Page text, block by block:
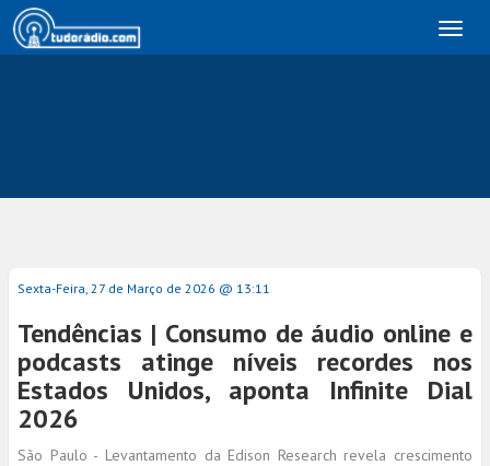
Sexta-Feira, 27 de Março de 2026 @ 13:11
Tendências | Consumo de áudio online e
podcasts atinge níveis recordes nos
Estados Unidos, aponta Infinite Dial
2026
São Paulo - Levantamento da Edison Research revela crescimento